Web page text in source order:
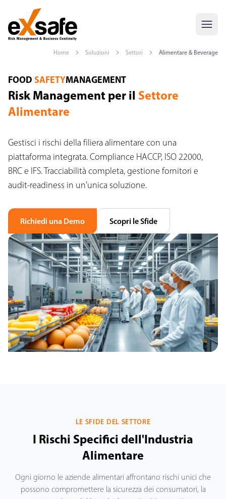
Home Soluzioni Settori Alimentare & Beverage
Risk Management Alimentare — HACCP, ISO 22000, BRC, IFS
FOOD SAFETYMANAGEMENT
Risk Management per il Settore
Alimentare
Gestisci i rischi della filiera alimentare con una
piattaforma integrata. Compliance HACCP, ISO 22000,
BRC e IFS. Tracciabilità completa, gestione fornitori e
audit-readiness in un'unica soluzione.
Richiedi una Demo Scopri le Sfide
LE SFIDE DEL SETTORE
I Rischi Specifici dell'Industria
Alimentare
Ogni giorno le aziende alimentari affrontano rischi unici che
possono compromettere la sicurezza dei consumatori, la